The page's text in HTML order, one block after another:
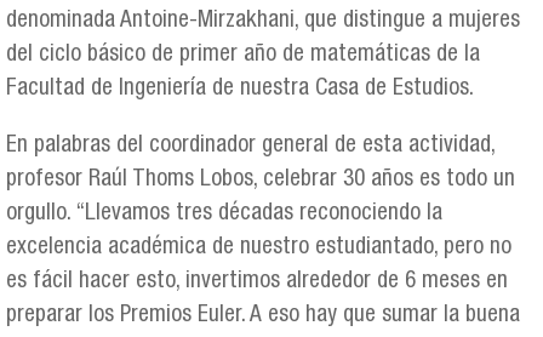
denominada Antoine-Mirzakhani, que distingue a mujeres
del ciclo básico de primer año de matemáticas de la
Facultad de Ingeniería de nuestra Casa de Estudios.
En palabras del coordinador general de esta actividad,
profesor Raúl Thoms Lobos, celebrar 30 años es todo un
orgullo. “Llevamos tres décadas reconociendo la
excelencia académica de nuestro estudiantado, pero no
es fácil hacer esto, invertimos alrededor de 6 meses en
preparar los Premios Euler. A eso hay que sumar la buena